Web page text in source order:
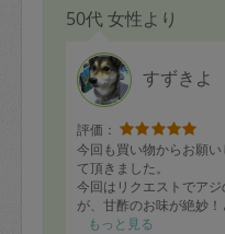
50代 女性より
すずきよ
評価：
今回も買い物からお願
て頂きました。
今回はリクエストでア
が、甘酢のお味が絶妙
た、いつもツクネやハ
もっと見る